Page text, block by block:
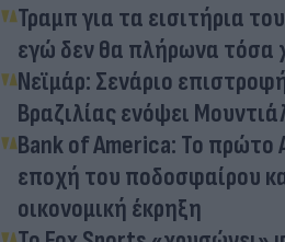
Τραμπ για τα εισιτήρια
εγώ δεν θα πλήρωνα τόσα
Νεϊμάρ: Σενάριο
Βραζιλίας ενόψει
Bank of America: Το πρώτο
εποχή του ποδοσφαίρου
οικονομική έκρηξη